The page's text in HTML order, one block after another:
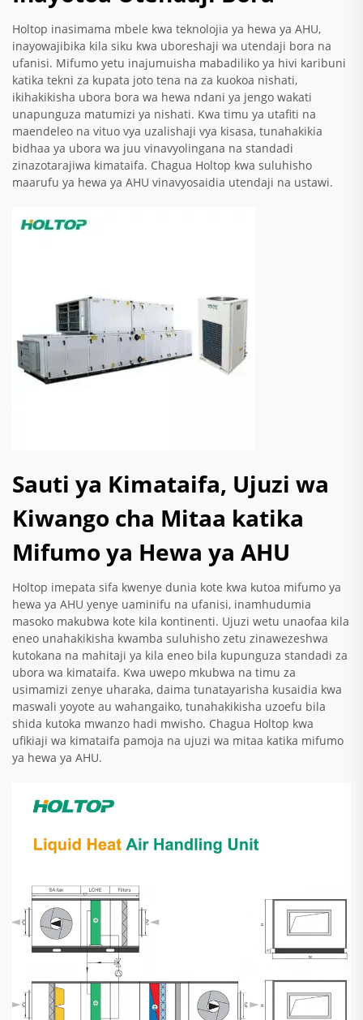
Holtop inasimama mbele kwa teknolojia ya hewa ya AHU,
inayowajibika kila siku kwa uboreshaji wa utendaji bora na
ufanisi. Mifumo yetu inajumuisha mabadiliko ya hivi karibuni
katika tekni za kupata joto tena na za kuokoa nishati,
ikihakikisha ubora bora wa hewa ndani ya jengo wakati
unapunguza matumizi ya nishati. Kwa timu ya utafiti na
maendeleo na vituo vya uzalishaji vya kisasa, tunahakikia
bidhaa ya ubora wa juu vinavyolingana na standadi
zinazotarajiwa kimataifa. Chagua Holtop kwa suluhisho
maarufu ya hewa ya AHU vinavyosaidia utendaji na ustawi.
Sauti ya Kimataifa, Ujuzi wa
Kiwango cha Mitaa katika
Mifumo ya Hewa ya AHU
Holtop imepata sifa kwenye dunia kote kwa kutoa mifumo ya
hewa ya AHU yenye uaminifu na ufanisi, inamhudumia
masoko makubwa kote kila kontinenti. Ujuzi wetu unaofaa kila
eneo unahakikisha kwamba suluhisho zetu zinawezeshwa
kutokana na mahitaji ya kila eneo bila kupunguza standadi za
ubora wa kimataifa. Kwa uwepo mkubwa na timu za
usimamizi zenye uharaka, daima tunatayarisha kusaidia kwa
maswali yoyote au wahangaiko, tunahakikisha uzoefu bila
shida kutoka mwanzo hadi mwisho. Chagua Holtop kwa
ufikiaji wa kimataifa pamoja na ujuzi wa mitaa katika mifumo
ya hewa ya AHU.